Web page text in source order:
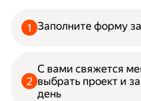
Заполните форму
С вами свяжется
выбрать проект и
день